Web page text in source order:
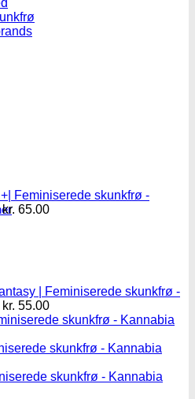
Feminiserede skunkfrø -
kr. 65.00
| Feminiserede skunkfrø -
kr. 55.00
skunkfrø - Kannabia